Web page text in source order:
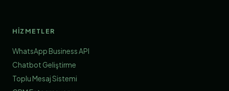
HIZMETLER
WhatsApp Business API
Chatbot Geliştirme
Toplu Mesaj Sistemi